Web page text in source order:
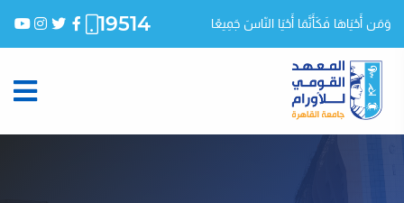
وَمَن أَحْيَاهَا فَكَأَنَّمَا أَحْيَا النّاسَ جَمِيعًا 19514